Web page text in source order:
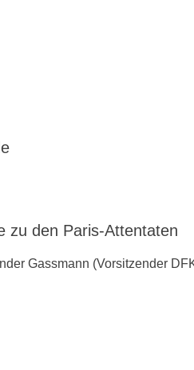
zu den ‪Paris-Attentaten
Gassmann (Vorsitzender